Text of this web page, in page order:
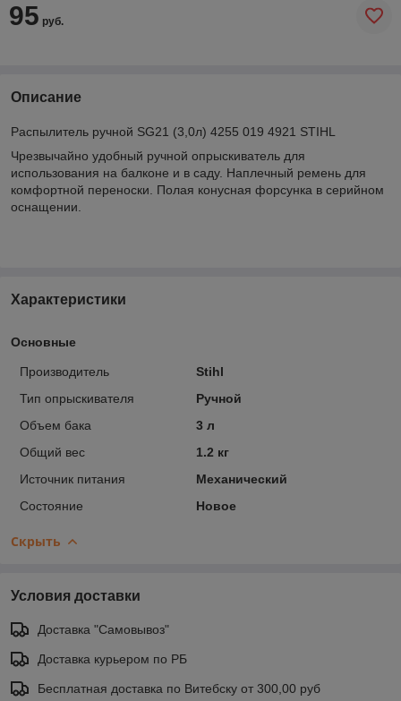
95 руб.
Описание
Распылитель ручной SG21 (3,0л) 4255 019 4921 STIHL
Чрезвычайно удобный ручной опрыскиватель для
использования на балконе и в саду. Наплечный ремень для
комфортной переноски. Полая конусная форсунка в серийном
оснащении.
Характеристики
Основные
Производитель
Stihl
Тип опрыскивателя
Ручной
Объем бака
3 л
Общий вес
1.2 кг
Источник питания
Механический
Состояние
Новое
Скрыть
Условия доставки
Доставка "Самовывоз"
Доставка курьером по РБ
Бесплатная доставка по Витебску от 300,00 руб